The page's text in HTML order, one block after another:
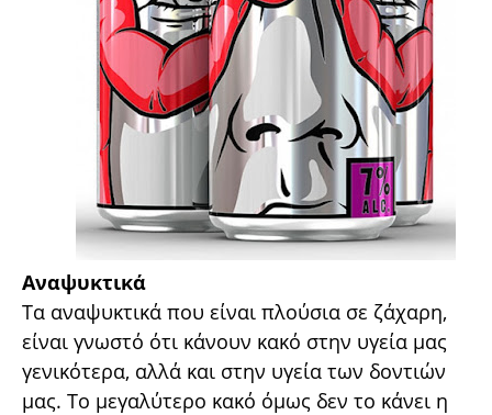
Αναψυκτικά
Τα αναψυκτικά που είναι πλούσια σε ζάχαρη,
είναι γνωστό ότι κάνουν κακό στην υγεία μας
γενικότερα, αλλά και στην υγεία των δοντιών
μας. Το μεγαλύτερο κακό όμως δεν το κάνει η